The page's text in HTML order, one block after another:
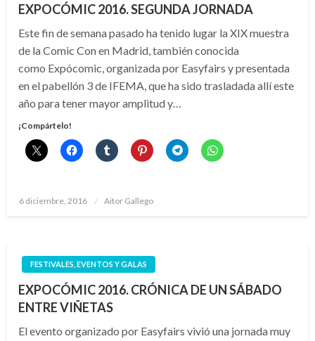
EXPOCÓMIC 2016. SEGUNDA JORNADA
Este fin de semana pasado ha tenido lugar la XIX muestra
de la Comic Con en Madrid, también conocida
como Expócomic, organizada por Easyfairs y presentada
en el pabellón 3 de IFEMA, que ha sido trasladada allí este
año para tener mayor amplitud y…
¡Compártelo!
Publicado
6 diciembre, 2016 Aitor Gallego
FESTIVALES, EVENTOS Y GALAS
EXPOCÓMIC 2016. CRÓNICA DE UN SÁBADO
ENTRE VIÑETAS
El evento organizado por Easyfairs vivió una jornada muy